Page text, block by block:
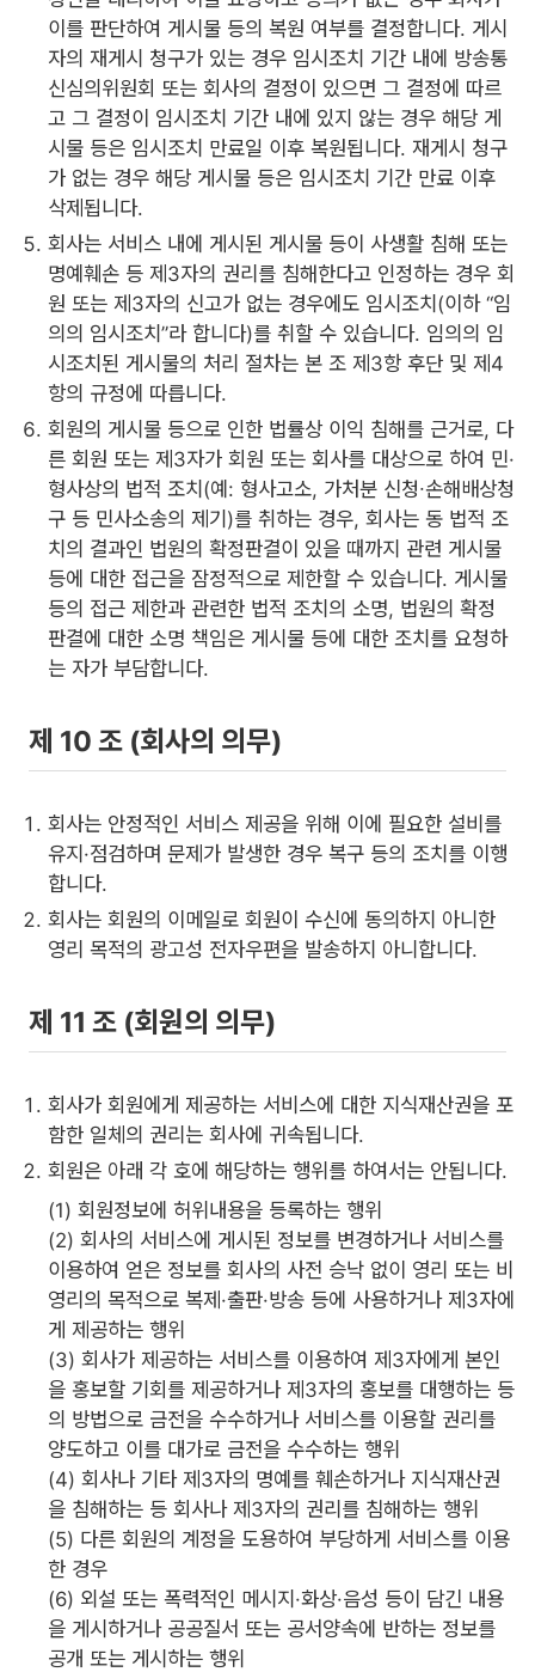
이를 판단하여 게시물 등의 복원 여부를 결정합니다. 게시
자의 재게시 청구가 있는 경우 임시조치 기간 내에 방송통
신심의위원회 또는 회사의 결정이 있으면 그 결정에 따르
고 그 결정이 임시조치 기간 내에 있지 않는 경우 해당 게
시물 등은 임시조치 만료일 이후 복원됩니다. 재게시 청구
가 없는 경우 해당 게시물 등은 임시조치 기간 만료 이후
삭제됩니다.
회사는 서비스 내에 게시된 게시물 등이 사생활 침해 또는
명예훼손 등 제3자의 권리를 침해한다고 인정하는 경우 회
원 또는 제3자의 신고가 없는 경우에도 임시조치(이하 “임
의의 임시조치”라 합니다)를 취할 수 있습니다. 임의의 임
시조치된 게시물의 처리 절차는 본 조 제3항 후단 및 제4
항의 규정에 따릅니다.
회원의 게시물 등으로 인한 법률상 이익 침해를 근거로, 다
른 회원 또는 제3자가 회원 또는 회사를 대상으로 하여 민·
형사상의 법적 조치(예: 형사고소, 가처분 신청∙손해배상청
구 등 민사소송의 제기)를 취하는 경우, 회사는 동 법적 조
치의 결과인 법원의 확정판결이 있을 때까지 관련 게시물
등에 대한 접근을 잠정적으로 제한할 수 있습니다. 게시물
등의 접근 제한과 관련한 법적 조치의 소명, 법원의 확정
판결에 대한 소명 책임은 게시물 등에 대한 조치를 요청하
는 자가 부담합니다.
제 10 조 (회사의 의무)
회사는 안정적인 서비스 제공을 위해 이에 필요한 설비를
유지·점검하며 문제가 발생한 경우 복구 등의 조치를 이행
합니다.
회사는 회원의 이메일로 회원이 수신에 동의하지 아니한
영리 목적의 광고성 전자우편을 발송하지 아니합니다.
제 11 조 (회원의 의무)
회사가 회원에게 제공하는 서비스에 대한 지식재산권을 포
함한 일체의 권리는 회사에 귀속됩니다.
회원은 아래 각 호에 해당하는 행위를 하여서는 안됩니다.
(1) 회원정보에 허위내용을 등록하는 행위
(2) 회사의 서비스에 게시된 정보를 변경하거나 서비스를
이용하여 얻은 정보를 회사의 사전 승낙 없이 영리 또는 비
영리의 목적으로 복제·출판·방송 등에 사용하거나 제3자에
게 제공하는 행위
(3) 회사가 제공하는 서비스를 이용하여 제3자에게 본인
을 홍보할 기회를 제공하거나 제3자의 홍보를 대행하는 등
의 방법으로 금전을 수수하거나 서비스를 이용할 권리를
양도하고 이를 대가로 금전을 수수하는 행위
(4) 회사나 기타 제3자의 명예를 훼손하거나 지식재산권
을 침해하는 등 회사나 제3자의 권리를 침해하는 행위
(5) 다른 회원의 계정을 도용하여 부당하게 서비스를 이용
한 경우
(6) 외설 또는 폭력적인 메시지·화상·음성 등이 담긴 내용
을 게시하거나 공공질서 또는 공서양속에 반하는 정보를
공개 또는 게시하는 행위